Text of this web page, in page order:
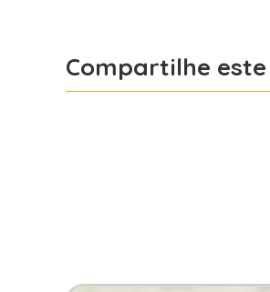
Compartilhe